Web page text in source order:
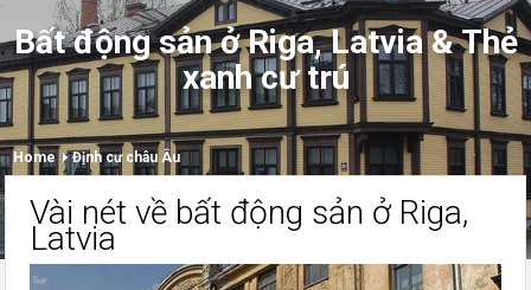
Bất động sản ở Riga, Latvia & Thẻ
xanh cư trú
Home Định cư châu Âu
Vài nét về bất động sản ở Riga,
Latvia